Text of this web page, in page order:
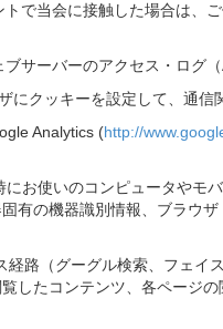
で当会に接触した場合は、
サーバーのアクセス・ログ（
クッキーを設定して、通信
Analytics (http://
お使いのコンピュータやモ
有の機器識別情報、ブラウ
路（グーグル検索、フェイ
したコンテンツ、各ページ